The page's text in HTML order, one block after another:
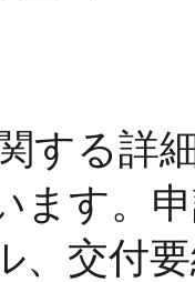
する詳
ます。
、交付